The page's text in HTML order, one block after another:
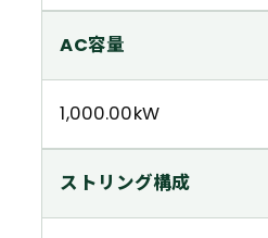
AC容量
1,000.00kW
ストリング構成